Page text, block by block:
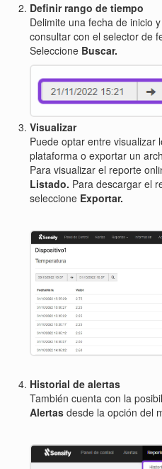
Definir rango de tiempo
Delimite una fecha de inicio
consultar con el selector de
Seleccione Buscar.
Visualizar
Puede optar entre visualizar
plataforma o exportar un
Para visualizar el reporte
Listado. Para descargar el
seleccione Exportar.
Historial de alertas
También cuenta con la
Alertas desde la opción del